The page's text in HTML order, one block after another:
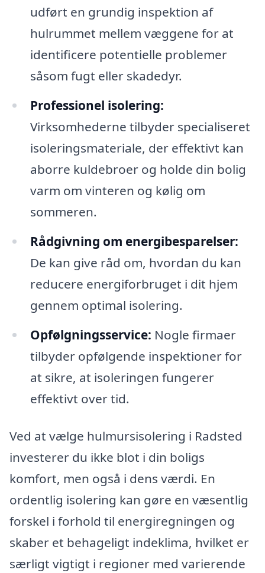
udført en grundig inspektion af
hulrummet mellem væggene for at
identificere potentielle problemer
såsom fugt eller skadedyr.
Professionel isolering:
Virksomhederne tilbyder specialiseret
isoleringsmateriale, der effektivt kan
aborre kuldebroer og holde din bolig
varm om vinteren og kølig om
sommeren.
Rådgivning om energibesparelser:
De kan give råd om, hvordan du kan
reducere energiforbruget i dit hjem
gennem optimal isolering.
Opfølgningsservice: Nogle firmaer
tilbyder opfølgende inspektioner for
at sikre, at isoleringen fungerer
effektivt over tid.
Ved at vælge hulmursisolering i Radsted
investerer du ikke blot i din boligs
komfort, men også i dens værdi. En
ordentlig isolering kan gøre en væsentlig
forskel i forhold til energiregningen og
skaber et behageligt indeklima, hvilket er
særligt vigtigt i regioner med varierende